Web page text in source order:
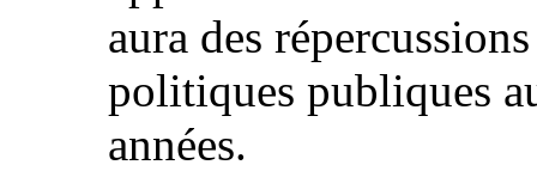
aura des
politiques publiques
années.